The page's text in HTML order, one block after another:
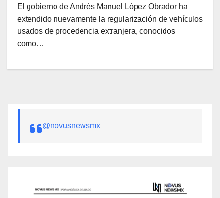
El gobierno de Andrés Manuel López Obrador ha
extendido nuevamente la regularización de vehículos
usados de procedencia extranjera, conocidos
como…
@novusnewsmx